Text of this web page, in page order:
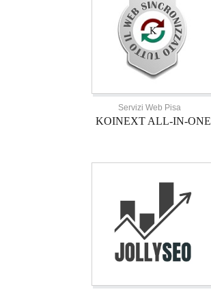
Servizi Web Pisa
KOINEXT ALL-IN-ONE